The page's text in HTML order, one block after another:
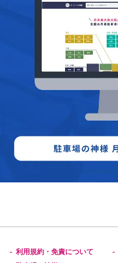
- 利用規約・免責について -